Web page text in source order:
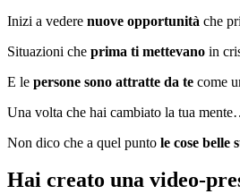
Inizi a vedere nuove opportunità che
Situazioni che prima ti mettevano in
E le persone sono attratte da te come
Una volta che hai cambiato la tua
Non dico che a quel punto le cose belle
Hai creato una video-